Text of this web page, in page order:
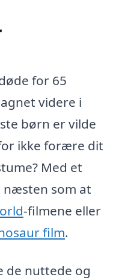
for 65
videre i
børn er vilde
ikke forære dit
Med et
næsten som at
-filmene eller
film.
de nuttede og